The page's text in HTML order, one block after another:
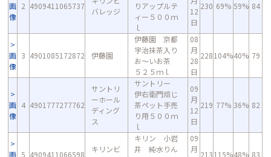
画
像
2 4909411065737
バレッジ
りアップルテ
ィー５００ｍ
ｌ
12
日
230 69% 59% 84
画
像
3 4901085172872 伊藤園
伊藤園 京都
宇治抹茶入り
お～いお茶
５２５ｍｌ
08
月
28
日
228104%40% 79
画
像
4 4901777277762
サントリ
ーホール
ディング
ス
サントリー
伊右衛門焙じ
茶ペット手売
り用５００ｍ
ｌ
09
月
12
日
219 77% 36% 82
画 5 4909411066598
キリンビ
キリン 小岩
井 純水りん
09
月
213115%48% 83